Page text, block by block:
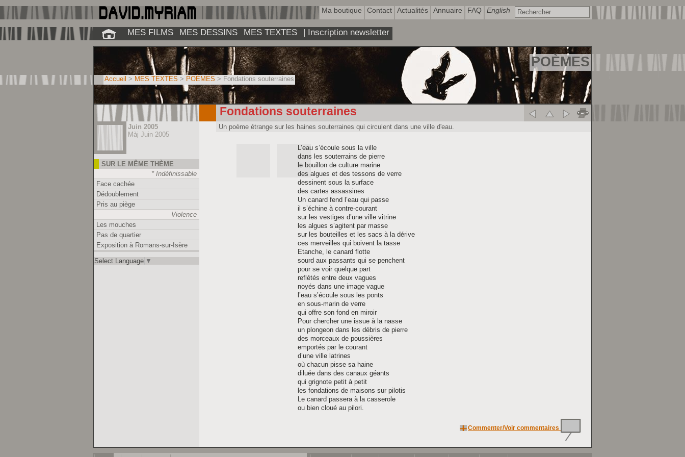
Juin 2005
Màj Juin 2005
SUR LE MÊME THÈME
* Indéfinissable
Face cachée
Dédoublement
Pris au piège
Violence
Les mouches
Pas de quartier
Exposition à Romans-sur-Isère
Select Language ▼
Fondations souterraines
Un poème étrange sur les haines souterraines qui circulent dans une ville d'eau.
L’eau s’écoule sous la ville
dans les souterrains de pierre
le bouillon de culture marine
des algues et des tessons de verre
dessinent sous la surface
des cartes assassines
Un canard fend l’eau qui passe
il s’échine à contre-courant
sur les vestiges d’une ville vitrine
les algues s’agitent par masse
sur les bouteilles et les sacs à la dérive
ces merveilles qui boivent la tasse
Etanche, le canard flotte
sourd aux passants qui se penchent
pour se voir quelque part
reflétés entre deux vagues
noyés dans une image vague
l’eau s’écoule sous les ponts
en sous-marin de verre
qui offre son fond en miroir
Pour chercher une issue à la nasse
un plongeon dans les débris de pierre
des morceaux de poussières
emportés par le courant
d’une ville latrines
où chacun pisse sa haine
diluée dans des canaux géants
qui grignote petit à petit
les fondations de maisons sur pilotis
Le canard passera à la casserole
ou bien cloué au pilori.
Commenter/Voir commentaires
POÈMES
Accueil > MES TEXTES > POÈMES > Fondations souterraines
Ma boutique Contact Actualités Annuaire FAQ English
MES FILMS MES DESSINS MES TEXTES | Inscription newsletter